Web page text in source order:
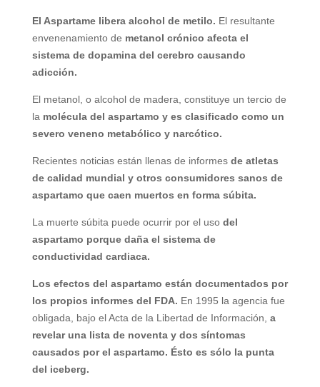
El Aspartame libera alcohol de metilo. El resultante
envenenamiento de metanol crónico afecta el
sistema de dopamina del cerebro causando
adicción.
El metanol, o alcohol de madera, constituye un tercio de
la molécula del aspartamo y es clasificado como un
severo veneno metabólico y narcótico.
Recientes noticias están llenas de informes de atletas
de calidad mundial y otros consumidores sanos de
aspartamo que caen muertos en forma súbita.
La muerte súbita puede ocurrir por el uso del
aspartamo porque daña el sistema de
conductividad cardiaca.
Los efectos del aspartamo están documentados por
los propios informes del FDA. En 1995 la agencia fue
obligada, bajo el Acta de la Libertad de Información, a
revelar una lista de noventa y dos síntomas
causados por el aspartamo. Ésto es sólo la punta
del iceberg.